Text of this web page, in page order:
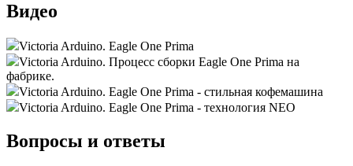
Видео
Victoria Arduino. Eagle One Prima
Victoria Arduino. Процесс сборки Eagle One Prima на
фабрике.
Victoria Arduino. Eagle One Prima - стильная кофемашина
Victoria Arduino. Eagle One Prima - технология NEO
Вопросы и ответы